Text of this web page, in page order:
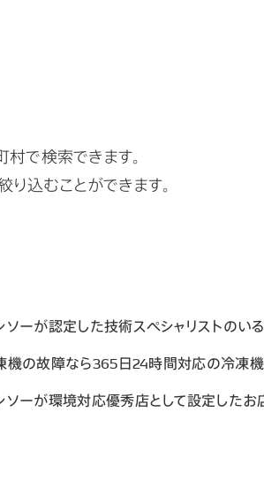
で検索できます。
込むことができます。
ソーが認定した技術スペシャリストのい
機の故障なら365日24時間対応の冷凍
ソーが環境対応優秀店として設定したお